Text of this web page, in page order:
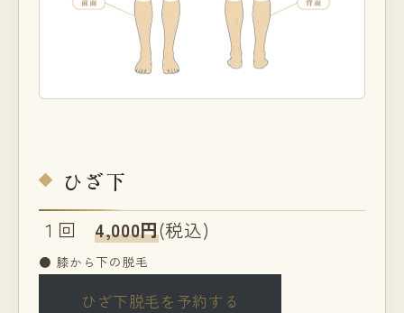
ひざ下
１回4,000円(税込)
● 膝から下の脱毛
ひざ下脱毛を予約する